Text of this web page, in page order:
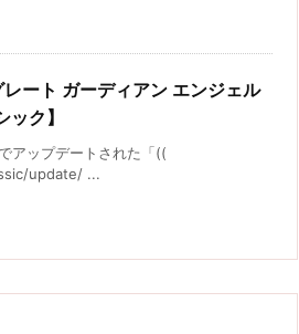
ート ガーディアン エンジェル
ック】
アップデートされた「((
update/ ...